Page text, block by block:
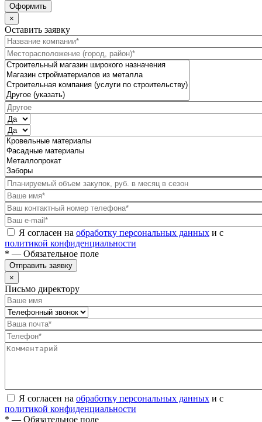
Оформить
×
Оставить заявку
Я согласен на обработку персональных данных и с
политикой конфиденциальности
* — Обязательное поле
Отправить заявку
×
Письмо директору
Я согласен на обработку персональных данных и с
политикой конфиденциальности
* — Обязательное поле